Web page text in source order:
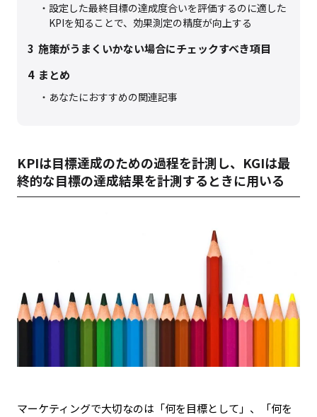
設定した最終目標の達成度合いを評価するのに適した
KPIを知ることで、効果測定の精度が向上する
3 施策がうまくいかない場合にチェックすべき項目
4 まとめ
あなたにおすすめの関連記事
KPIは目標達成のための過程を計測し、KGIは最
終的な目標の達成結果を計測するときに用いる
マーケティングで大切なのは「何を目標として」、「何を